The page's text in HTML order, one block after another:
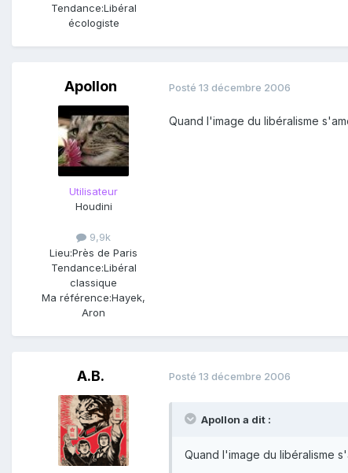
Tendance:Libéral
écologiste
Apollon
Utilisateur
Houdini
9,9k
Lieu:Près de Paris
Tendance:Libéral
classique
Ma référence:Hayek,
Aron
Posté 13 décembre 2006
Quand l'image du libéralisme
A.B. Posté 13 décembre 2006
Apollon a dit :
Quand l'image du libéralisme